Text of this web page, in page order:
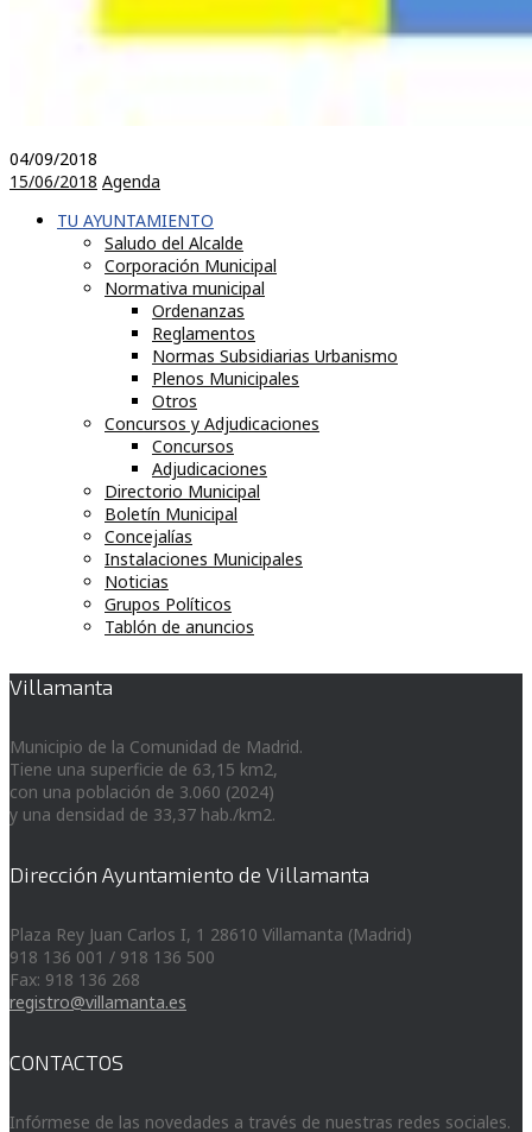
04/09/2018
15/06/2018 Agenda
TU AYUNTAMIENTO
Saludo del Alcalde
Corporación Municipal
Normativa municipal
Ordenanzas
Reglamentos
Normas Subsidiarias Urbanismo
Plenos Municipales
Otros
Concursos y Adjudicaciones
Concursos
Adjudicaciones
Directorio Municipal
Boletín Municipal
Concejalías
Instalaciones Municipales
Noticias
Grupos Políticos
Tablón de anuncios
Villamanta
Municipio de la Comunidad de Madrid.
Tiene una superficie de 63,15 km2,
con una población de 3.060 (2024)
y una densidad de 33,37 hab./km2.
Dirección Ayuntamiento de Villamanta
Plaza Rey Juan Carlos I, 1 28610 Villamanta (Madrid)
918 136 001 / 918 136 500
Fax: 918 136 268
registro@villamanta.es
CONTACTOS
Infórmese de las novedades a través de nuestras redes sociales.